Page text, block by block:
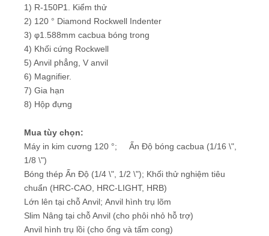
1) R-150P1. Kiểm thử
2) 120 ° Diamond Rockwell Indenter
3) φ1.588mm cacbua bóng trong
4) Khối cứng Rockwell
5) Anvil phẳng, V anvil
6) Magnifier.
7) Gia hạn
8) Hộp đựng
Mua tùy chọn:
Máy in kim cương 120 °; Ấn Độ bóng cacbua (1/16 \",
1/8 \")
Bóng thép Ấn Độ (1/4 \", 1/2 \"); Khối thử nghiệm tiêu
chuẩn (HRC-CAO, HRC-LIGHT, HRB)
Lớn lên tại chỗ Anvil; Anvil hình trụ lõm
Slim Nâng tại chỗ Anvil (cho phôi nhỏ hỗ trợ)
Anvil hình trụ lồi (cho ống và tấm cong)